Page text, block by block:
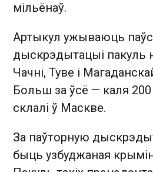
мільёнаў.
Артыкул ужываюць
дыскрэдытацыі пакуль
Чачні, Туве і
Больш за ўсё — каля
склалі ў Маскве.
За паўторную
быць узбуджаная